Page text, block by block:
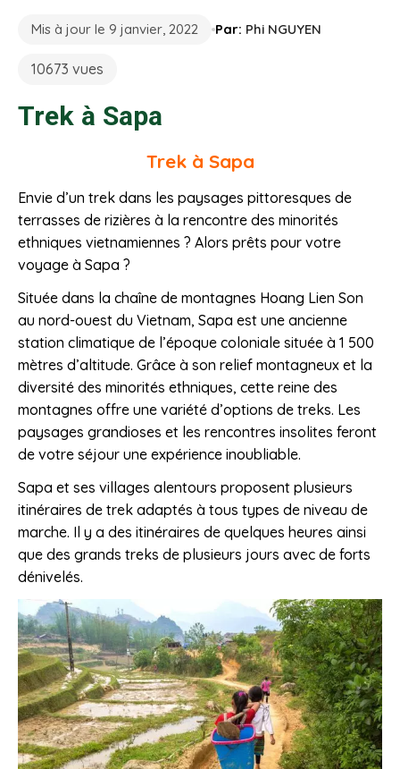
Mis à jour le 9 janvier, 2022 Par: Phi NGUYEN
10673 vues
Trek à Sapa
Trek à Sapa
Envie d’un trek dans les paysages pittoresques de
terrasses de rizières à la rencontre des minorités
ethniques vietnamiennes ? Alors prêts pour votre
voyage à Sapa ?
Située dans la chaîne de montagnes Hoang Lien Son
au nord-ouest du Vietnam, Sapa est une ancienne
station climatique de l’époque coloniale située à 1 500
mètres d’altitude. Grâce à son relief montagneux et la
diversité des minorités ethniques, cette reine des
montagnes offre une variété d’options de treks. Les
paysages grandioses et les rencontres insolites feront
de votre séjour une expérience inoubliable.
Sapa et ses villages alentours proposent plusieurs
itinéraires de trek adaptés à tous types de niveau de
marche. Il y a des itinéraires de quelques heures ainsi
que des grands treks de plusieurs jours avec de forts
dénivelés.